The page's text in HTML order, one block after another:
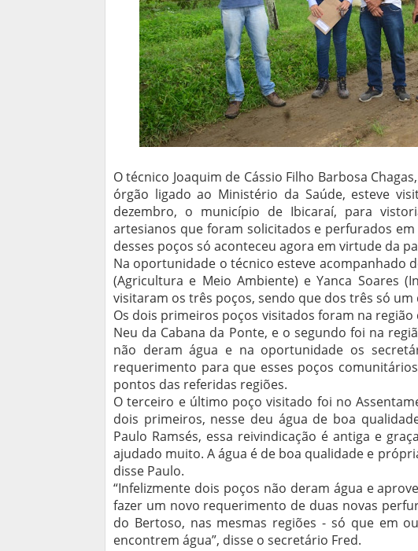
O técnico Joaquim de Cássio Filho Barbosa
órgão ligado ao Ministério da Saúde, esteve
dezembro, o município de Ibicaraí, para
artesianos que foram solicitados e perfurados em
desses poços só aconteceu agora em virtude da
Na oportunidade o técnico esteve acompanhado
(Agricultura e Meio Ambiente) e Yanca Soares
visitaram os três poços, sendo que dos três só um
Os dois primeiros poços visitados foram na
Neu da Cabana da Ponte, e o segundo foi na
não deram água e na oportunidade os
requerimento para que esses poços
pontos das referidas regiões.
O terceiro e último poço visitado foi no
dois primeiros, nesse deu água de boa
Paulo Ramsés, essa reivindicação é antiga e
ajudado muito. A água é de boa qualidade e
disse Paulo.
“Infelizmente dois poços não deram água e
fazer um novo requerimento de duas novas
do Bertoso, nas mesmas regiões - só que em
encontrem água”, disse o secretário Fred.